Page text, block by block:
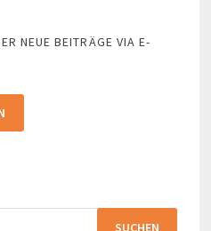
NEUE BEITRÄGE VIA E-